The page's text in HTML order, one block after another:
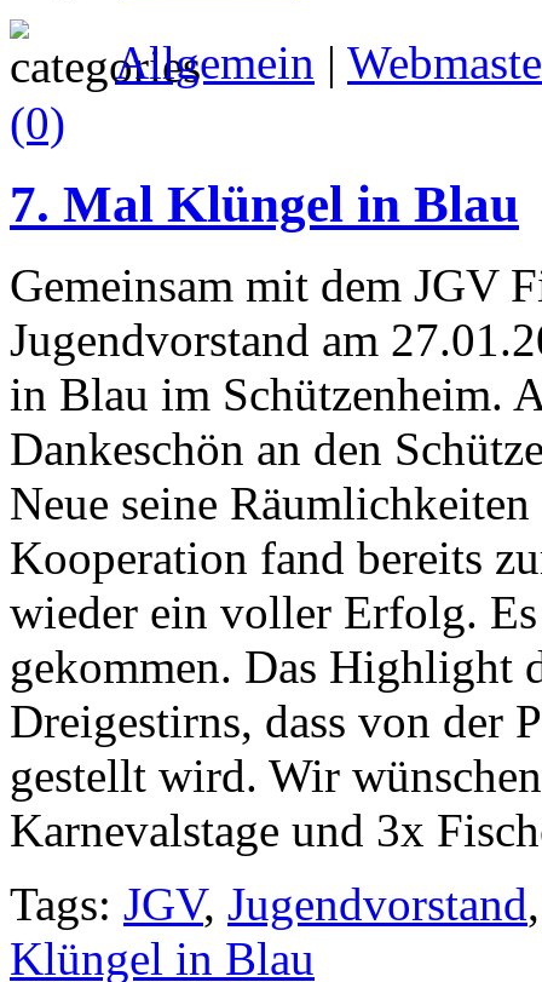
Allgemein |
(0)
7. Mal Klüngel in Blau
Gemeinsam mit dem JGV
Jugendvorstand am
in Blau im Schützenheim.
Dankeschön an den
Neue seine
Kooperation fand bereits
wieder ein voller Erfolg.
gekommen. Das Highlight
Dreigestirns, dass von der
gestellt wird. Wir
Karnevalstage und 3x
Tags: JGV, Jugendvorstand
Klüngel in Blau